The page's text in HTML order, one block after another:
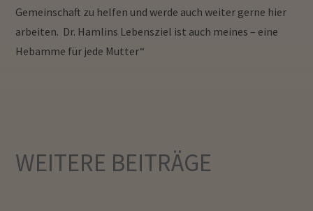
Gemeinschaft zu helfen und werde auch weiter gerne hier
arbeiten. Dr. Hamlins Lebensziel ist auch meines – eine
Hebamme für jede Mutter“
WEITERE BEITRÄGE